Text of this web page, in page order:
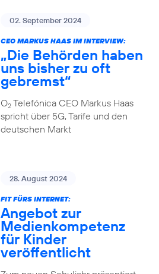
02. September 2024
CEO MARKUS HAAS IM INTERVIEW:
„Die Behörden haben
uns bisher zu oft
gebremst“
O2Telefónica CEO Markus Haas
spricht über 5G, Tarife und den
deutschen Markt
28. August 2024
FIT FÜRS INTERNET:
Angebot zur
Medienkompetenz
für Kinder
veröffentlicht